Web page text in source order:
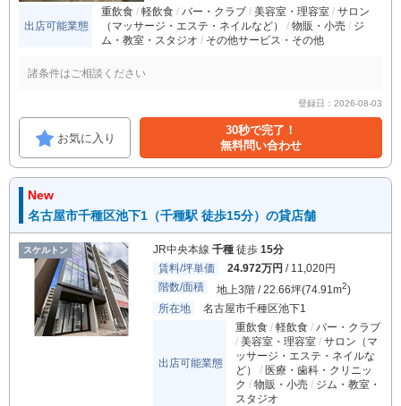
出店可能業態
重飲食 軽飲食 バー・クラブ 美容室・理容室
サロン
（マッサージ・エステ・ネイルなど）
物販・小売
ジ
ム・教室・スタジオ
その他サービス・その他
諸条件はご相談ください
登録日：2026-08-03
お気に入り
30秒で完了！
無料問い合わせ
New
名古屋市千種区池下1（千種駅 徒歩15分）の貸店舗
スケルトン JR中央本線 千種 徒歩 15分
賃料/坪単価
24.972万円 / 11,020円
階数/面積
地上3階 / 22.66坪(74.91m2)
所在地
名古屋市千種区池下1
出店可能業態
重飲食 軽飲食
バー・クラブ
美容室・理容室
サロン（マ
ッサージ・エステ・ネイルな
ど）
医療・歯科・クリニッ
ク
物販・小売
ジム・教室・
スタジオ